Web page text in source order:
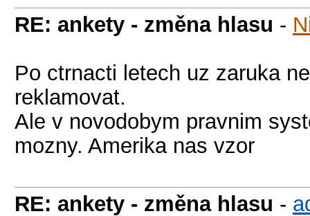
RE: ankety - změna hlasu -
Po ctrnacti letech uz zaruka
reklamovat.
Ale v novodobym pravnim
mozny. Amerika nas vzor
RE: ankety - změna hlasu -